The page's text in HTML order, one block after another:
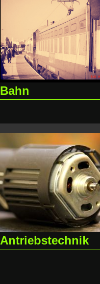
Bahn
Antriebstechnik